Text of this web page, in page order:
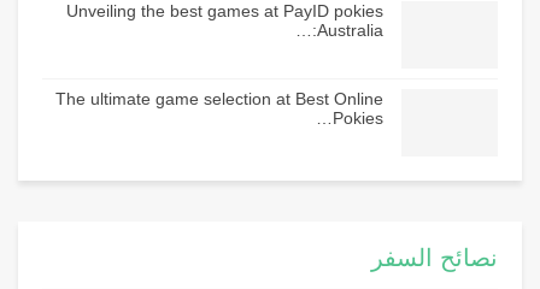
Unveiling the best games at PayID pokies
Australia:…
The ultimate game selection at Best Online
Pokies…
نصائح السفر